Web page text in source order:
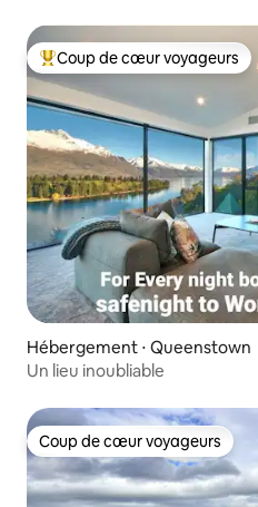
Coups de cœur voyageurs les
Coup de cœur voyageurs
Hébergement ⋅ Queenstown
Un lieu inoubliable
Coup de cœur voyageurs
Coup de cœur voyageurs